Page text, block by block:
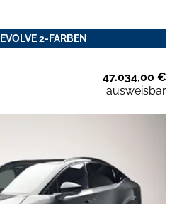
2-FARBEN
47.034,00 €
ausweisbar